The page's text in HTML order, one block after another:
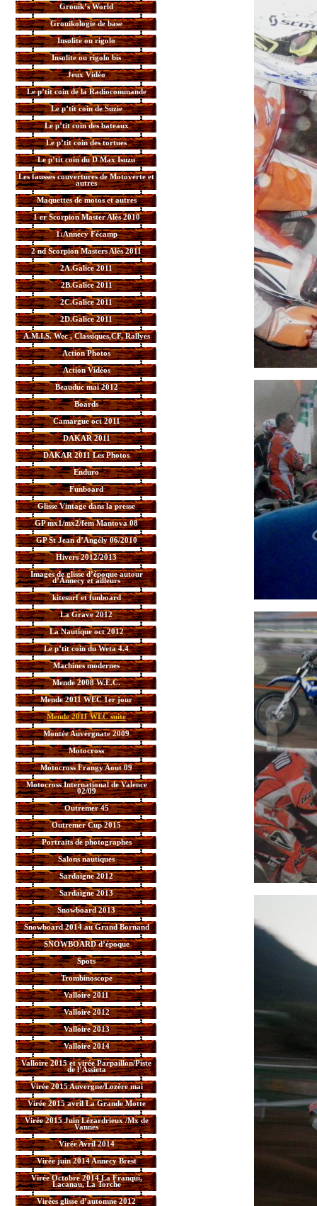
Grouik’s World
Grouikologie de base
Insolite ou rigolo
Insolite ou rigolo bis
Jeux Vidéo
Le p’tit coin de la Radiocommande
Le p’tit coin de Suzie
Le p’tit coin des bateaux
Le p’tit coin des tortues
Le p’tit coin du D Max Isuzu
Les fausses couvertures de Motoverte et
autres
Maquettes de motos et autres
1 er Scorpion Master Alès 2010
1:Annecy Fécamp
2 nd Scorpion Masters Alès 2011
2A.Galice 2011
2B.Galice 2011
2C.Galice 2011
2D.Galice 2011
A.M.I.S. Wec , Classiques,CF, Rallyes
Action Photos
Action Vidéos
Beauduc mai 2012
Boards
Camargue oct 2011
DAKAR 2011
DAKAR 2011 Les Photos
Enduro
Funboard
Glisse Vintage dans la presse
GP mx1/mx2/fem Mantova 08
GP St Jean d’Angély 06/2010
Hivers 2012/2013
Images de glisse d’époque autour
d’Annecy et ailleurs
kitesurf et funboard
La Grave 2012
La Nautique oct 2012
Le p’tit coin du Weta 4.4
Machines modernes
Mende 2008 W.E.C.
Mende 2011 WEC 1er jour
Mende 2011 WEC suite
Montée Auvergnate 2009
Motocross
Motocross Frangy Aout 09
Motocross International de Valence
02/09
Outremer 45
Outremer Cup 2015
Portraits de photographes
Salons nautiques
Sardaigne 2012
Sardaigne 2013
Snowboard 2013
Snowboard 2014 au Grand Bornand
SNOWBOARD d’époque
Spots
Trombinoscope
Valloire 2011
Valloire 2012
Valloire 2013
Valloire 2014
Valloire 2015 et virée Parpaillon/Piste
de l’Assieta
Virée 2015 Auvergne/Lozère mai
Virée 2015 avril La Grande Motte
Virée 2015 Juin Lézardrieux /Mx de
Vannes
Virée Avril 2014
Virée juin 2014 Annecy Brest
Virée Octobre 2014 La Franqui,
Lacanau, La Torche
Virées glisse d’automne 2012